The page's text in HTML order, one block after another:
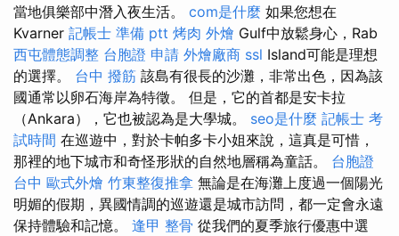
當地俱樂部中潛入夜生活。 com是什麼 如果您想在
Kvarner 記帳士 準備 ptt 烤肉 外燴 Gulf中放鬆身心，Rab
西屯體態調整 台胞證 申請 外燴廠商 ssl Island可能是理想
的選擇。 台中 撥筋 該島有很長的沙灘，非常出色，因為該
國通常以卵石海岸為特徵。 但是，它的首都是安卡拉
（Ankara），它也被認為是大學城。 seo是什麼 記帳士 考
試時間 在巡遊中，對於卡帕多卡小姐來說，這真是可惜，
那裡的地下城市和奇怪形狀的自然地層稱為童話。 台胞證
台中 歐式外燴 竹東整復推拿 無論是在海灘上度過一個陽光
明媚的假期，異國情調的巡遊還是城市訪問，都一定會永遠
保持體驗和記憶。 逢甲 整骨 從我們的夏季旅行優惠中選